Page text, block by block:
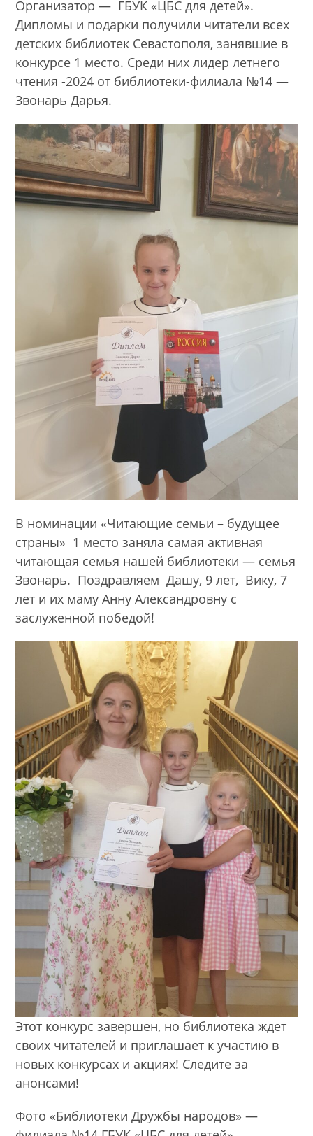
Организатор — ГБУК «ЦБС для детей».
Дипломы и подарки получили читатели всех
детских библиотек Севастополя, занявшие в
конкурсе 1 место. Среди них лидер летнего
чтения -2024 от библиотеки-филиала №14 —
Звонарь Дарья.
В номинации «Читающие семьи – будущее
страны» 1 место заняла самая активная
читающая семья нашей библиотеки — семья
Звонарь. Поздравляем Дашу, 9 лет, Вику, 7
лет и их маму Анну Александровну с
заслуженной победой!
Этот конкурс завершен, но библиотека ждет
своих читателей и приглашает к участию в
новых конкурсах и акциях! Следите за
анонсами!
Фото «Библиотеки Дружбы народов» —